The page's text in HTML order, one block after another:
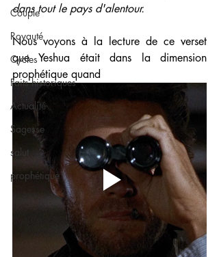
Couple
Royauté
Cycles
Faits historiques
Actualité
Sagesse
salut
prophétique
dans tout le pays d'alentour.
Nous voyons à la lecture de ce verset
que Yeshua était dans la dimension
prophétique quand